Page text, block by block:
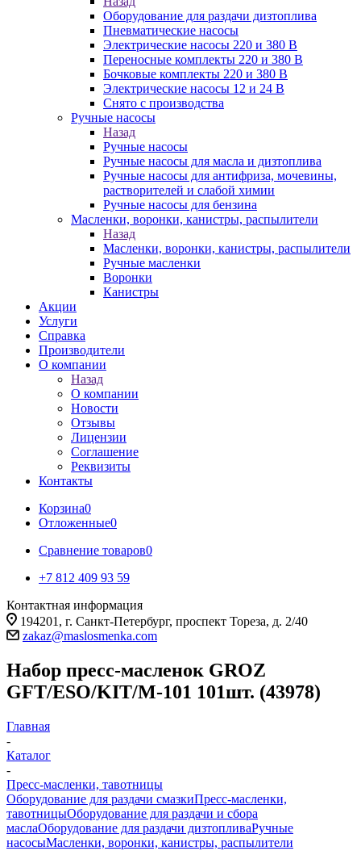
Оборудование для раздачи дизтоплива
Пневматические насосы
Электрические насосы 220 и 380 В
Переносные комплекты 220 и 380 В
Бочковые комплекты 220 и 380 В
Электрические насосы 12 и 24 В
Снято с производства
Ручные насосы
Назад
Ручные насосы
Ручные насосы для масла и дизтоплива
Ручные насосы для антифриза, мочевины,
растворителей и слабой химии
Ручные насосы для бензина
Масленки, воронки, канистры, распылители
Назад
Масленки, воронки, канистры, распылители
Ручные масленки
Воронки
Канистры
Акции
Услуги
Справка
Производители
О компании
Назад
О компании
Новости
Отзывы
Лицензии
Соглашение
Реквизиты
Контакты
Корзина0
Отложенные0
Сравнение товаров0
+7 812 409 93 59
Контактная информация
194201, г. Санкт-Петербург, проспект Тореза, д. 2/40
zakaz@maslosmenka.com
Набор пресс-масленок GROZ
GFT/ESO/KIT/M-101 101шт. (43978)
Главная
-
Каталог
-
Пресс-масленки, тавотницы
Оборудование для раздачи смазкиПресс-масленки,
тавотницыОборудование для раздачи и сбора
маслаОборудование для раздачи дизтопливаРучные
насосыМасленки, воронки, канистры, распылители